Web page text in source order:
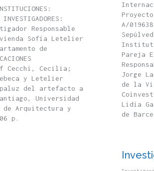
Responsable
Sofía Letelier
de
Cecchi, Cecilia;
y Letelier
del artefacto a
Universidad
de Arquitectura y
p.
A/
Pareja
Jorge
de la
Lidia
de